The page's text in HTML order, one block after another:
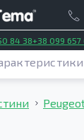
84 38+38 099 657